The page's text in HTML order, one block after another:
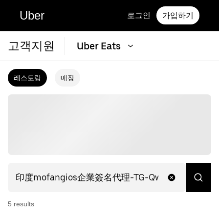
Uber 로그인 가입하기
고객지원 Uber Eats
레스토랑 매장
5 results